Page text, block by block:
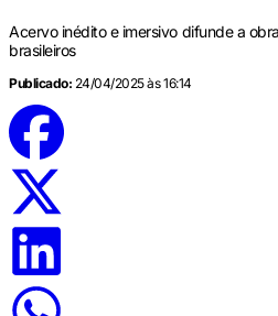
Acervo inédito e imersivo difunde a
brasileiros
Publicado: 24/04/2025 às 16:14